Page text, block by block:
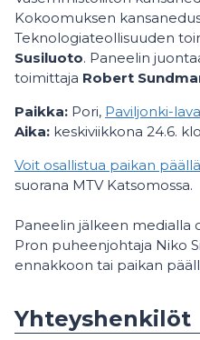
Kokoomuksen
Teknologiateollisuuden
Susiluoto. Paneelin
toimittaja Robert
Paikka: Pori, Paviljonki-lava
Aika: keskiviikkona 24.6.
Voit osallistua paikan päällä
suorana MTV Katsomossa.
Paneelin jälkeen medialla
Pron puheenjohtaja Niko
ennakkoon tai paikan
Yhteyshenkilöt